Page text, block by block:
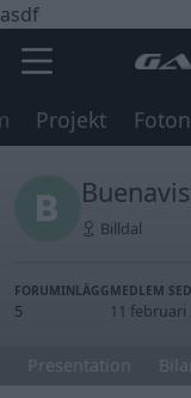
asdf
Projekt Foton
Billdal
FORUMINLÄGG
5
MEDLEM
11 februari
Presentation